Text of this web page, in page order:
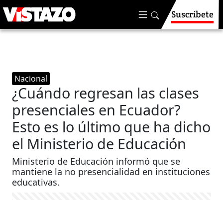
Suscríbete
Nacional
¿Cuándo regresan las clases
presenciales en Ecuador?
Esto es lo último que ha dicho
el Ministerio de Educación
Ministerio de Educación informó que se
mantiene la no presencialidad en instituciones
educativas.